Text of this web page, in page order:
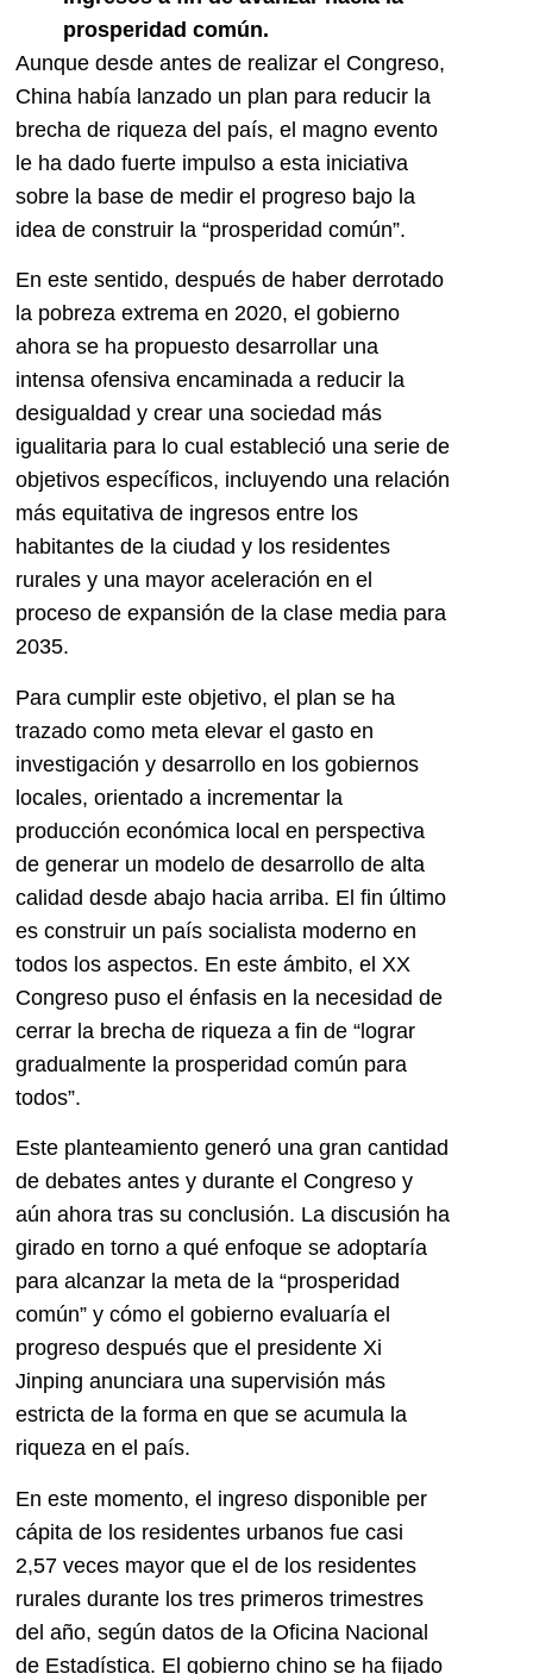
prosperidad común.
Aunque desde antes de realizar el Congreso,
China había lanzado un plan para reducir la
brecha de riqueza del país, el magno evento
le ha dado fuerte impulso a esta iniciativa
sobre la base de medir el progreso bajo la
idea de construir la “prosperidad común”.
En este sentido, después de haber derrotado
la pobreza extrema en 2020, el gobierno
ahora se ha propuesto desarrollar una
intensa ofensiva encaminada a reducir la
desigualdad y crear una sociedad más
igualitaria para lo cual estableció una serie de
objetivos específicos, incluyendo una relación
más equitativa de ingresos entre los
habitantes de la ciudad y los residentes
rurales y una mayor aceleración en el
proceso de expansión de la clase media para
2035.
Para cumplir este objetivo, el plan se ha
trazado como meta elevar el gasto en
investigación y desarrollo en los gobiernos
locales, orientado a incrementar la
producción económica local en perspectiva
de generar un modelo de desarrollo de alta
calidad desde abajo hacia arriba. El fin último
es construir un país socialista moderno en
todos los aspectos. En este ámbito, el XX
Congreso puso el énfasis en la necesidad de
cerrar la brecha de riqueza a fin de “lograr
gradualmente la prosperidad común para
todos”.
Este planteamiento generó una gran cantidad
de debates antes y durante el Congreso y
aún ahora tras su conclusión. La discusión ha
girado en torno a qué enfoque se adoptaría
para alcanzar la meta de la “prosperidad
común” y cómo el gobierno evaluaría el
progreso después que el presidente Xi
Jinping anunciara una supervisión más
estricta de la forma en que se acumula la
riqueza en el país.
En este momento, el ingreso disponible per
cápita de los residentes urbanos fue casi
2,57 veces mayor que el de los residentes
rurales durante los tres primeros trimestres
del año, según datos de la Oficina Nacional
de Estadística. El gobierno chino se ha fijado